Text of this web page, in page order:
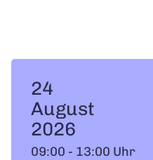
24
August
2026
09:00 - 13:00 Uhr